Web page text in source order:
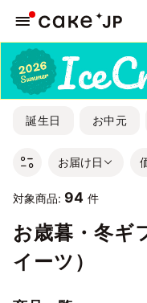
誕生日 お中元
お届け日
対象商品: 94 件
お歳暮・冬ギ
イーツ）